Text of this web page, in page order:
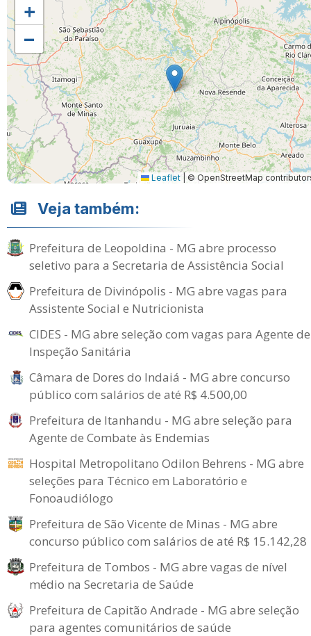
+
−
Leaflet © OpenStreetMap
Veja também:
Prefeitura de Leopoldina - MG abre processo
seletivo para a Secretaria de Assistência Social
Prefeitura de Divinópolis - MG abre vagas para
Assistente Social e Nutricionista
CIDES - MG abre seleção com vagas para Agente de
Inspeção Sanitária
Câmara de Dores do Indaiá - MG abre concurso
público com salários de até R$ 4.500,00
Prefeitura de Itanhandu - MG abre seleção para
Agente de Combate às Endemias
Hospital Metropolitano Odilon Behrens - MG abre
seleções para Técnico em Laboratório e
Fonoaudiólogo
Prefeitura de São Vicente de Minas - MG abre
concurso público com salários de até R$ 15.142,28
Prefeitura de Tombos - MG abre vagas de nível
médio na Secretaria de Saúde
Prefeitura de Capitão Andrade - MG abre seleção
para agentes comunitários de saúde